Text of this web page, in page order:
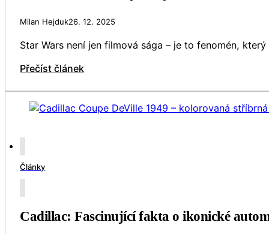
Milan Hejduk26. 12. 2025
Star Wars není jen filmová sága – je to fenomén,
Přečíst článek
Články
Cadillac: Fascinující fakta o ikonické